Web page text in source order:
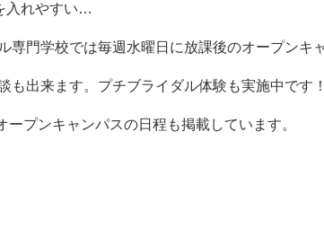
入れやすい…
専門学校では毎週水曜日に放課後のオープンキ
も出来ます。プチブライダル体験も実施中です！
ープンキャンパスの日程も掲載しています。